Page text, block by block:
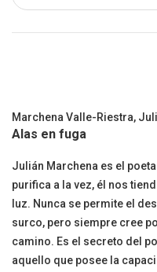
Marchena Valle-Riestra,
Alas en fuga
Julián Marchena es el
purifica a la vez, él nos
luz. Nunca se permite el
surco, pero siempre cree
camino. Es el secreto del
aquello que posee la